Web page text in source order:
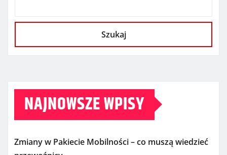
Szukaj
NAJNOWSZE WPISY
Zmiany w Pakiecie Mobilności – co muszą wiedzieć